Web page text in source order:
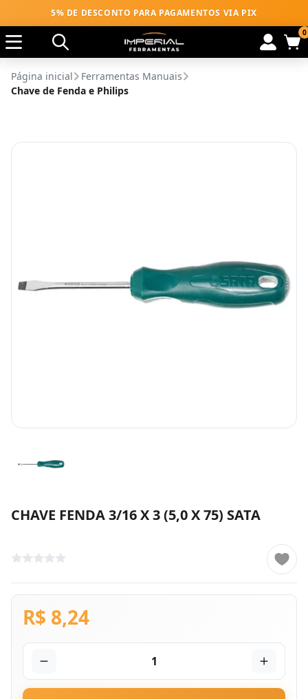
5% DE DESCONTO PARA PAGAMENTOS VIA PIX
0
Página inicial
Ferramentas Manuais
Chave de Fenda e Philips
CHAVE FENDA 3/16 X 3 (5,0 X 75) SATA
R$ 8,24
1